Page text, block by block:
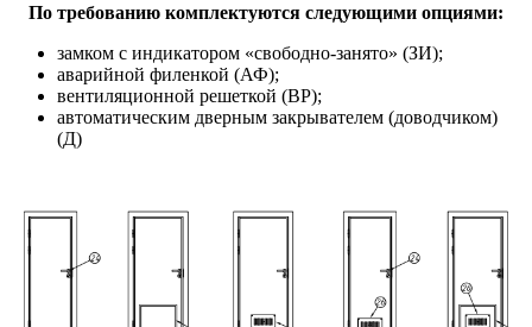
По требованию комплектуются следующими опциями:
замком с индикатором «свободно-занято» (ЗИ);
аварийной филенкой (АФ);
вентиляционной решеткой (ВР);
автоматическим дверным закрывателем (доводчиком)
(Д)